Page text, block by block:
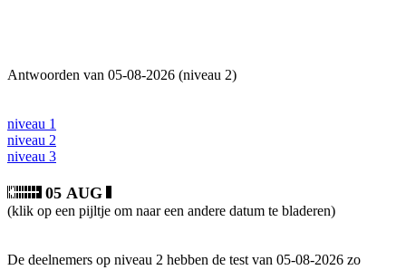
Antwoorden van 05-08-2026 (niveau 2)
niveau 1
niveau 2
niveau 3
05 AUG
(klik op een pijltje om naar een andere datum te bladeren)
De deelnemers op niveau 2 hebben de test van 05-08-2026 zo